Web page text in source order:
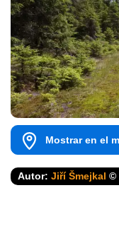
Mostrar en el
Autor: Jiří Šmejkal ©